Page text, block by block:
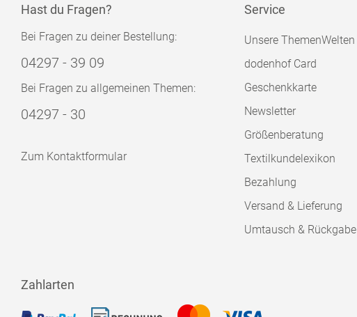
Hast du Fragen?
Bei Fragen zu deiner Bestellung:
04297 - 39 09
Bei Fragen zu allgemeinen Themen:
04297 - 30
Zum Kontaktformular
Service
Unsere ThemenWelten
dodenhof Card
Geschenkkarte
Newsletter
Größenberatung
Textilkundelexikon
Bezahlung
Versand & Lieferung
Umtausch & Rückgabe
Zahlarten